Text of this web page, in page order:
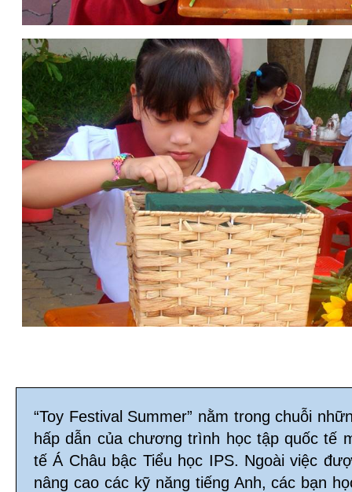
“Toy Festival Summer” nằm trong chuỗi
hấp dẫn của chương trình học tập quốc tế
tế Á Châu bậc Tiểu học IPS. Ngoài việc
nâng cao các kỹ năng tiếng Anh, các bạn